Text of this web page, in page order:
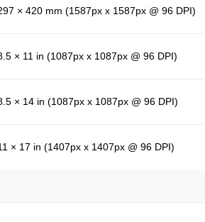
× 420 mm (1587px x 1587px @ 96 DPI)
× 11 in (1087px x 1087px @ 96 DPI)
× 14 in (1087px x 1087px @ 96 DPI)
× 17 in (1407px x 1407px @ 96 DPI)